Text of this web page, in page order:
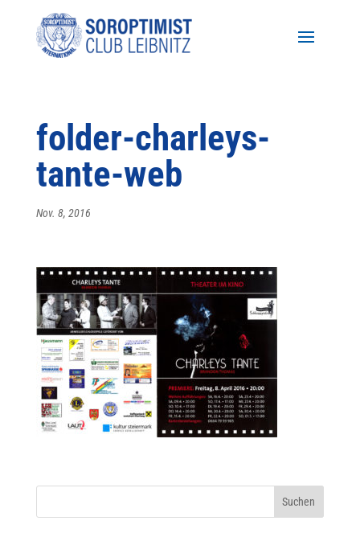
folder-charleys-
tante-web
Nov. 8, 2016